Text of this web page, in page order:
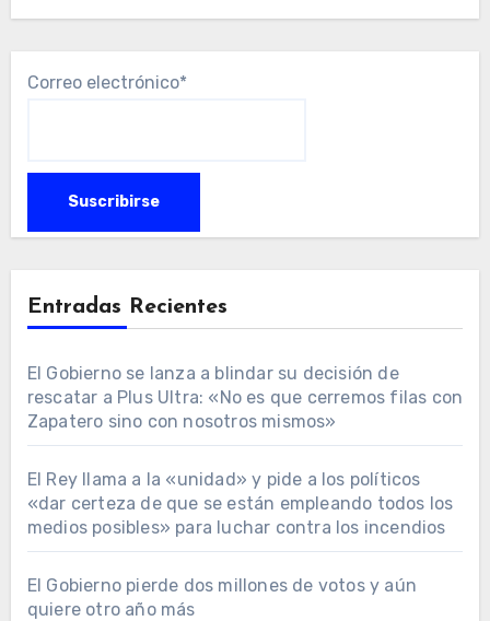
Correo electrónico*
Entradas Recientes
El Gobierno se lanza a blindar su decisión de
rescatar a Plus Ultra: «No es que cerremos filas con
Zapatero sino con nosotros mismos»
El Rey llama a la «unidad» y pide a los políticos
«dar certeza de que se están empleando todos los
medios posibles» para luchar contra los incendios
El Gobierno pierde dos millones de votos y aún
quiere otro año más